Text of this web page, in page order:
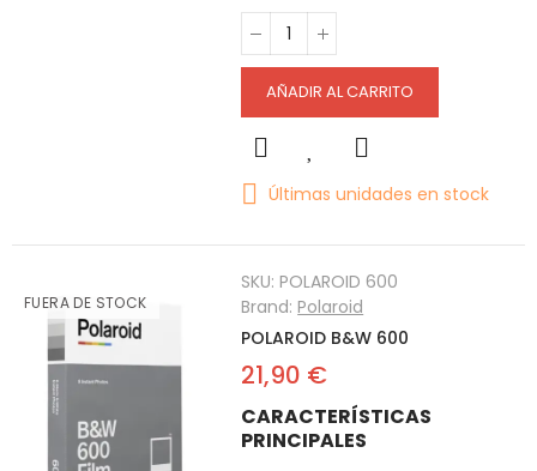
AÑADIR AL CARRITO
Últimas unidades en stock
FUERA DE STOCK
SKU:POLAROID 600
Brand:Polaroid
POLAROID B&W 600
21,90 €
CARACTERÍSTICAS
PRINCIPALES